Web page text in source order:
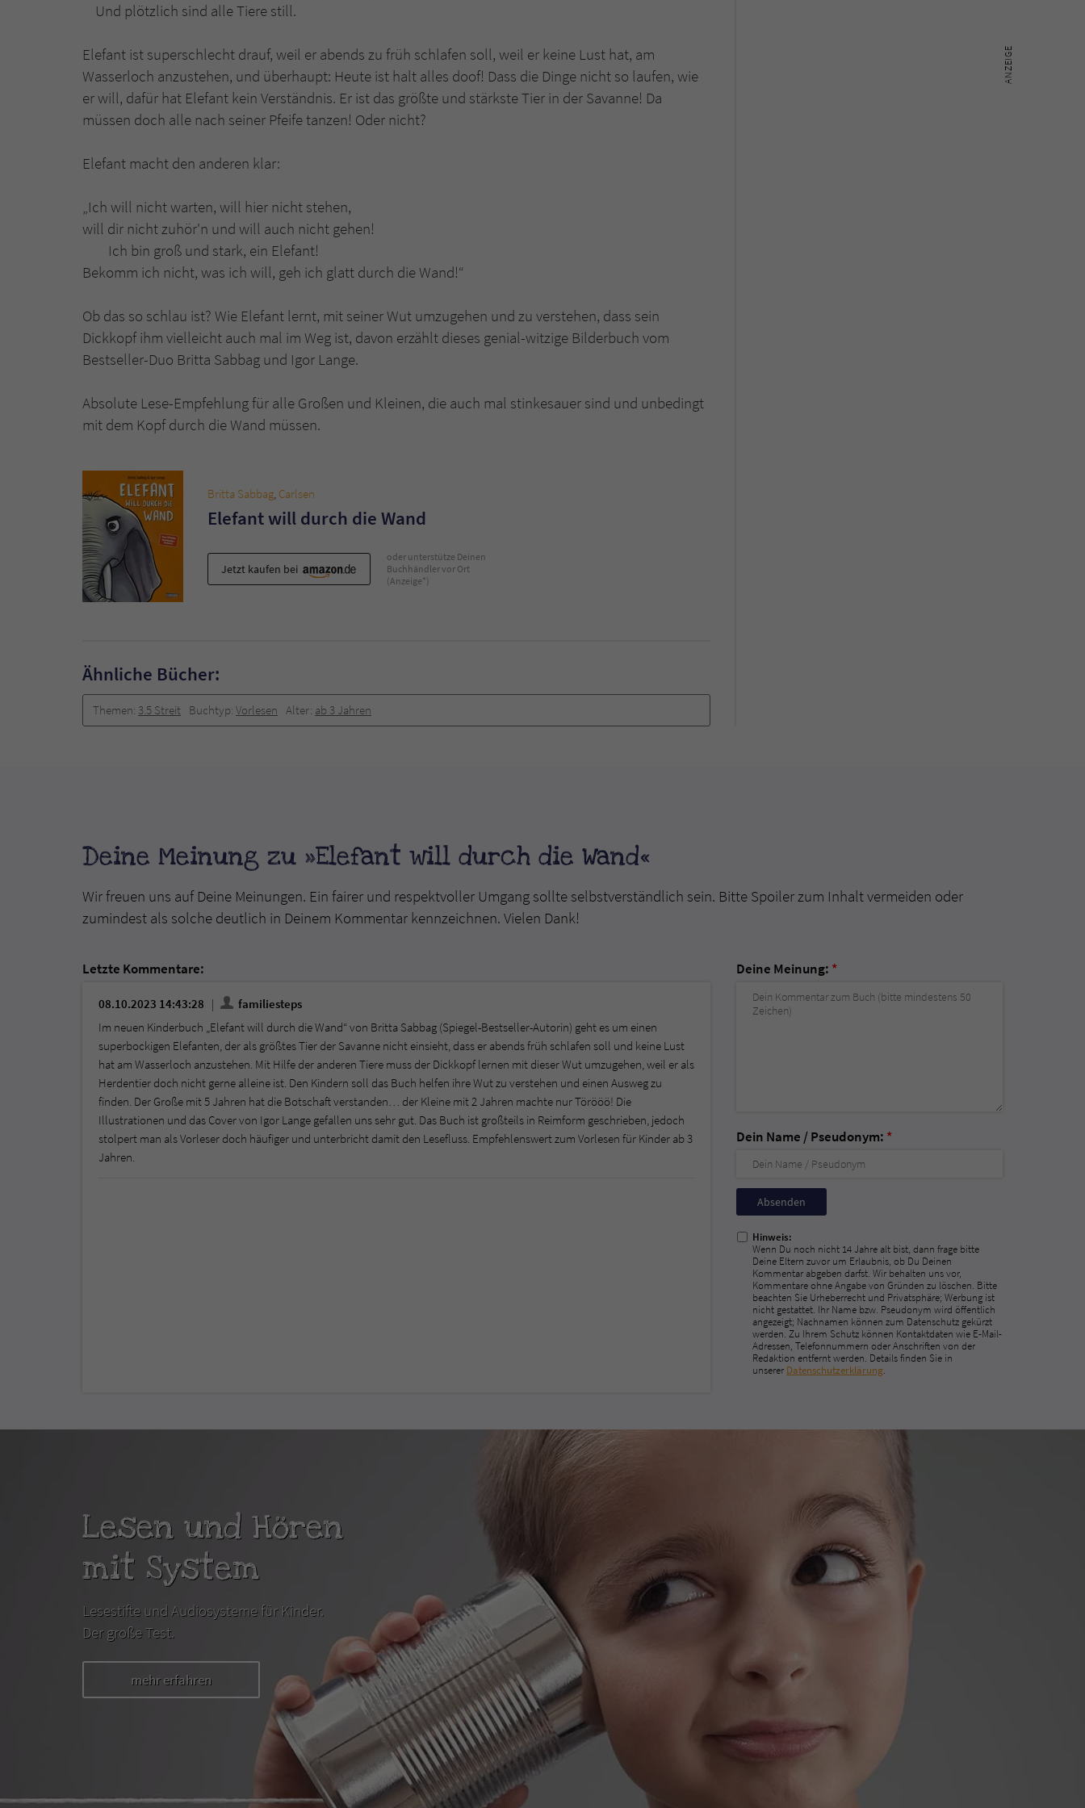
Und plötzlich sind alle Tiere still.
Elefant ist superschlecht drauf, weil er abends zu früh schlafen soll, weil er keine Lust hat, am
Wasserloch anzustehen, und überhaupt: Heute ist halt alles doof! Dass die Dinge nicht so laufen, wie
er will, dafür hat Elefant kein Verständnis. Er ist das größte und stärkste Tier in der Savanne! Da
müssen doch alle nach seiner Pfeife tanzen! Oder nicht?
Elefant macht den anderen klar:
„Ich will nicht warten, will hier nicht stehen,
will dir nicht zuhör'n und will auch nicht gehen!
Ich bin groß und stark, ein Elefant!
Bekomm ich nicht, was ich will, geh ich glatt durch die Wand!“
Ob das so schlau ist? Wie Elefant lernt, mit seiner Wut umzugehen und zu verstehen, dass sein
Dickkopf ihm vielleicht auch mal im Weg ist, davon erzählt dieses genial-witzige Bilderbuch vom
Bestseller-Duo Britta Sabbag und Igor Lange.
Absolute Lese-Empfehlung für alle Großen und Kleinen, die auch mal stinkesauer sind und unbedingt
mit dem Kopf durch die Wand müssen.
Britta Sabbag, Carlsen
Elefant will durch die Wand
Jetzt kaufen bei
oder unterstütze Deinen
Buchhändler vor Ort
(Anzeige*)
Ähnliche Bücher:
Themen: 3.5 Streit Buchtyp: Vorlesen Alter: ab 3 Jahren
Deine Meinung zu »Elefant will durch die Wand«
Wir freuen uns auf Deine Meinungen. Ein fairer und respektvoller Umgang sollte selbstverständlich sein. Bitte Spoiler zum Inhalt vermeiden oder
zumindest als solche deutlich in Deinem Kommentar kennzeichnen. Vielen Dank!
Letzte Kommentare:
08.10.2023 14:43:28
familiesteps
Im neuen Kinderbuch „Elefant will durch die Wand“ von Britta Sabbag (Spiegel-Bestseller-Autorin) geht es um einen
superbockigen Elefanten, der als größtes Tier der Savanne nicht einsieht, dass er abends früh schlafen soll und keine Lust
hat am Wasserloch anzustehen. Mit Hilfe der anderen Tiere muss der Dickkopf lernen mit dieser Wut umzugehen, weil er als
Herdentier doch nicht gerne alleine ist. Den Kindern soll das Buch helfen ihre Wut zu verstehen und einen Ausweg zu
finden. Der Große mit 5 Jahren hat die Botschaft verstanden… der Kleine mit 2 Jahren machte nur Törööö! Die
Illustrationen und das Cover von Igor Lange gefallen uns sehr gut. Das Buch ist großteils in Reimform geschrieben, jedoch
stolpert man als Vorleser doch häufiger und unterbricht damit den Lesefluss. Empfehlenswert zum Vorlesen für Kinder ab 3
Jahren.
Deine Meinung: *
Dein Name / Pseudonym: *
Nicht
ausfüllen!
Hinweis:
Wenn Du noch nicht 14 Jahre alt bist, dann frage bitte
Deine Eltern zuvor um Erlaubnis, ob Du Deinen
Kommentar abgeben darfst. Wir behalten uns vor,
Kommentare ohne Angabe von Gründen zu löschen. Bitte
beachten Sie Urheberrecht und Privatsphäre; Werbung ist
nicht gestattet. Ihr Name bzw. Pseudonym wird öffentlich
angezeigt; Nachnamen können zum Datenschutz gekürzt
werden. Zu Ihrem Schutz können Kontaktdaten wie E-Mail-
Adressen, Telefonnummern oder Anschriften von der
Redaktion entfernt werden. Details finden Sie in
unserer Datenschutzerklärung.
Lesen und Hören
mit System
Lesestifte und Audiosysteme für Kinder.
Der große Test.
mehr erfahren
Anbieter Literatur-Couch Medien GmbH & Co. KG
Laufzeit
Laufzeit
Zweck
Dieses Cookie gewährleistet die Kommunikation der
Webseite mit dem Benutzer. Es wird benötigt um z. B.
den Sicherheitscode des Kontaktformulars zu